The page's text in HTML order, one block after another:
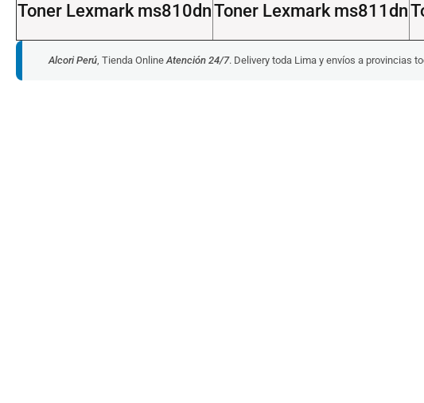
Toner Lexmark ms810dnToner Lexmark ms811dn
Alcori Perú, Tienda OnlineAtención 24/7. Delivery toda Lima y envíos a provincias